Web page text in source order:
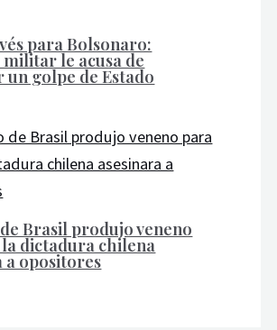
para Bolsonaro:
le acusa de
golpe de Estado
Brasil produjo veneno
dictadura chilena
a opositores